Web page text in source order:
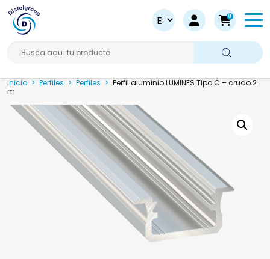
0
Busca aquí tu producto
Inicio > Perfiles > Perfiles > Perfil aluminio LUMINES Tipo C – crudo 2
m